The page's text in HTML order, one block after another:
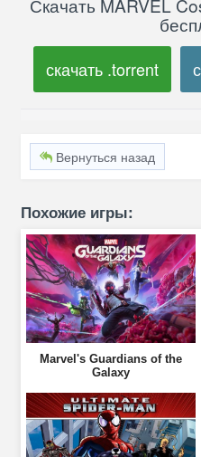
Скачать MARVEL
скачать .torrent
Вернуться назад
Похожие игры:
Marvel's Guardians of the
Galaxy